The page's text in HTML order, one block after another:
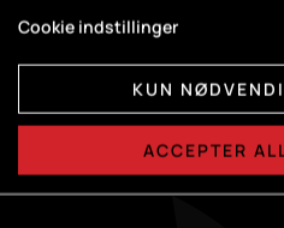
FØLG OS
Cookie indstillinger
KUN
ACCEPTER